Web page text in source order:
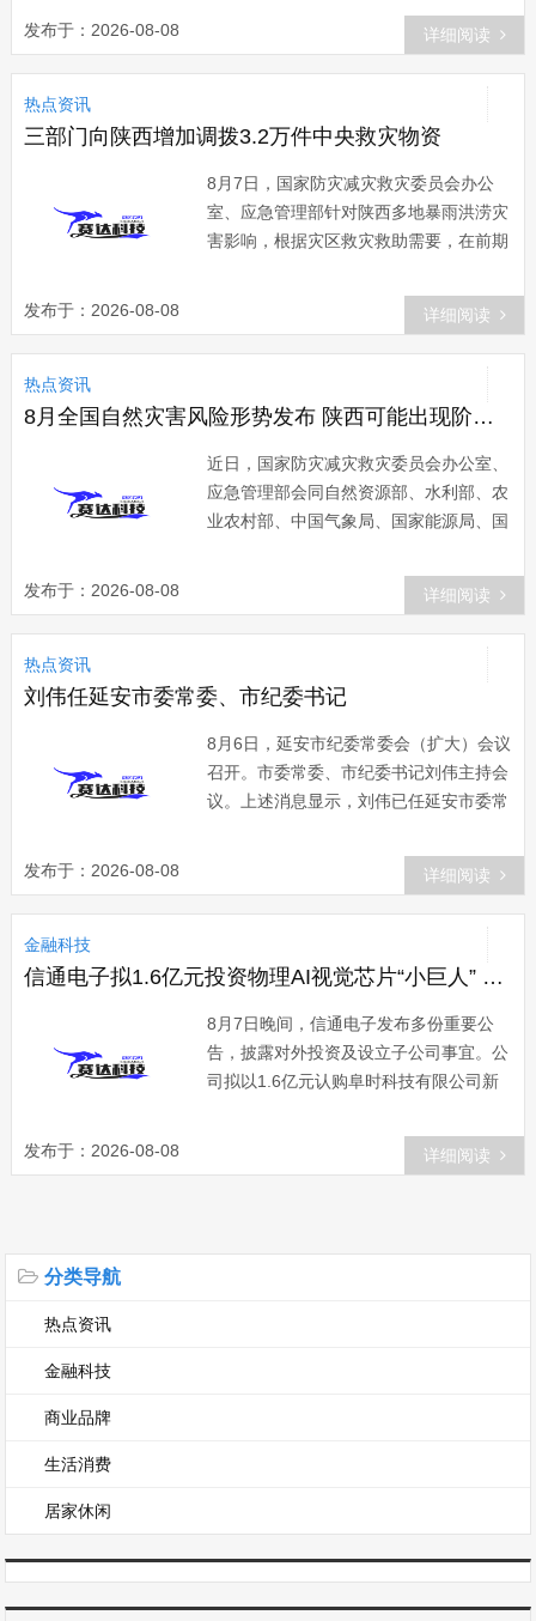
扫黑除恶专项斗争视频会议和市委常委会
发布于：2026-08-08 详细阅读
热点资讯
三部门向陕西增加调拨3.2万件中央救灾物资
8月7日，国家防灾减灾救灾委员会办公
室、应急管理部针对陕西多地暴雨洪涝灾
害影响，根据灾区救灾救助需要，在前期
国家粮食和物资储备局向陕西增加调拨帐
发布于：2026-08-08 详细阅读
热点资讯
8月全国自然灾害风险形势发布 陕西可能出现阶段性干旱
近日，国家防灾减灾救灾委员会办公室、
应急管理部会同自然资源部、水利部、农
业农村部、中国气象局、国家能源局、国
月份全国自然灾害风险形势进行会商研
发布于：2026-08-08 详细阅读
热点资讯
刘伟任延安市委常委、市纪委书记
8月6日，延安市纪委常委会（扩大）会议
召开。市委常委、市纪委书记刘伟主持会
议。上述消息显示，刘伟已任延安市委常
常委、市委统战部部长、市政府党组成
发布于：2026-08-08 详细阅读
金融科技
信通电子拟1.6亿元投资物理AI视觉芯片“小巨人” AIoT战略加速落地
8月7日晚间，信通电子发布多份重要公
告，披露对外投资及设立子公司事宜。公
司拟以1.6亿元认购阜时科技有限公司新
权，对应投后估值约为28.4亿元；并计划
发布于：2026-08-08 详细阅读
分类导航
热点资讯
金融科技
商业品牌
生活消费
居家休闲